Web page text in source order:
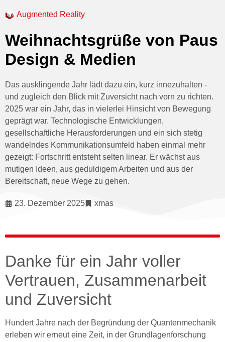
Augmented Reality
Weihnachtsgrüße von Paus
Design & Medien
Das ausklingende Jahr lädt dazu ein, kurz innezuhalten -
und zugleich den Blick mit Zuversicht nach vorn zu richten.
2025 war ein Jahr, das in vielerlei Hinsicht von Bewegung
geprägt war. Technologische Entwicklungen,
gesellschaftliche Herausforderungen und ein sich stetig
wandelndes Kommunikationsumfeld haben einmal mehr
gezeigt: Fortschritt entsteht selten linear. Er wächst aus
mutigen Ideen, aus geduldigem Arbeiten und aus der
Bereitschaft, neue Wege zu gehen.
23. Dezember 2025 xmas
Danke für ein Jahr voller
Vertrauen, Zusammenarbeit
und Zuversicht
Hundert Jahre nach der Begründung der Quantenmechanik
erleben wir erneut eine Zeit, in der Grundlagenforschung